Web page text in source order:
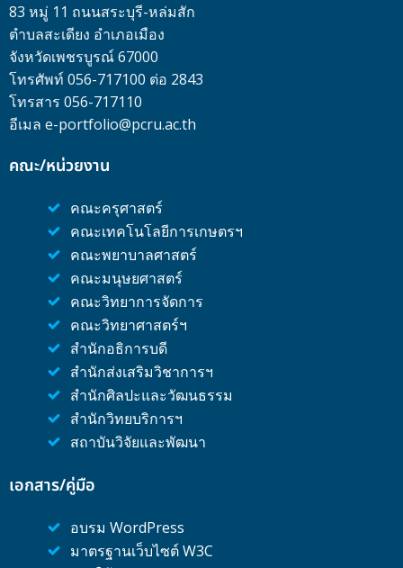
83 หมู่ 11 ถนนสระบุรี-หล่มสัก
ตำบลสะเดียง อำเภอเมือง
จังหวัดเพชรบูรณ์ 67000
โทรศัพท์ 056-717100 ต่อ 2843
โทรสาร 056-717110
อีเมล e-portfolio@pcru.ac.th
คณะ/หน่วยงาน
คณะครุศาสตร์
คณะเทคโนโลยีการเกษตรฯ
คณะพยาบาลศาสตร์
คณะมนุษยศาสตร์
คณะวิทยาการจัดการ
คณะวิทยาศาสตร์ฯ
สำนักอธิการบดี
สำนักส่งเสริมวิชาการฯ
สำนักศิลปะและวัฒนธรรม
สำนักวิทยบริการฯ
สถาบันวิจัยและพัฒนา
เอกสาร/คู่มือ
อบรม WordPress
มาตรฐานเว็บไซต์ W3C